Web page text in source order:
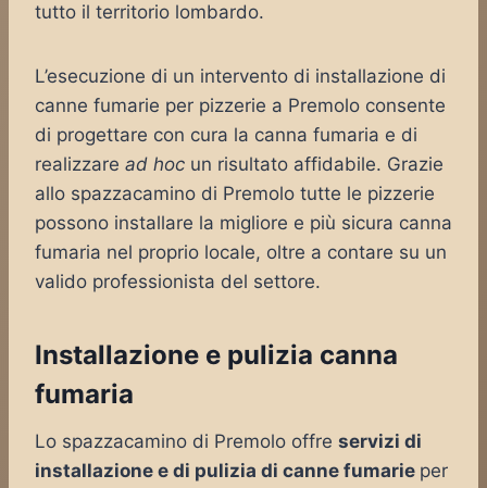
tutto il territorio lombardo.
L’esecuzione di un intervento di installazione di
canne fumarie per pizzerie a Premolo consente
di progettare con cura la canna fumaria e di
realizzare ad hoc un risultato affidabile. Grazie
allo spazzacamino di Premolo tutte le pizzerie
possono installare la migliore e più sicura canna
fumaria nel proprio locale, oltre a contare su un
valido professionista del settore.
Installazione e pulizia canna
fumaria
Lo spazzacamino di Premolo offre servizi di
installazione e di pulizia di canne fumarie per